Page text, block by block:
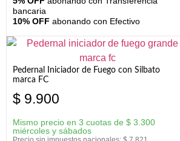
bancaria
10% OFF abonando con Efectivo
Pedernal Iniciador de Fuego con Silbato
marca FC
$ 9.900
Mismo precio en 3 cuotas de $ 3.300
miércoles y sábados